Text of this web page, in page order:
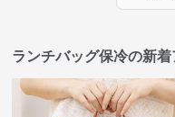
ランチバッグ保冷の新着